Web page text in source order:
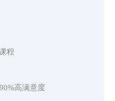
程
高满意度